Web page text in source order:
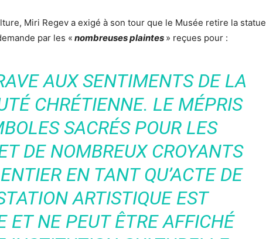
Miri Regev a exigé à son tour que le Musée retire la statue
par les « nombreuses plaintes » reçues pour :
AUX SENTIMENTS DE LA
CHRÉTIENNE. LE MÉPRIS
SACRÉS POUR LES
DE NOMBREUX CROYANTS
EN TANT QU’ACTE DE
ARTISTIQUE EST
ET NE PEUT ÊTRE AFFICHÉ